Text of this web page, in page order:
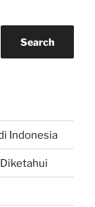
Search
Indonesia